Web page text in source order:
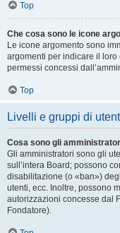
Top
Che cosa sono le icone
Le icone argomento sono
argomenti per indicare il
permessi concessi
Top
Livelli e gruppi di
Cosa sono gli
Gli amministratori sono gli
sull’intera Board; possono
disabilitazione (o «ban»)
utenti, ecc. Inoltre, possono
autorizzazioni concesse dal
Fondatore).